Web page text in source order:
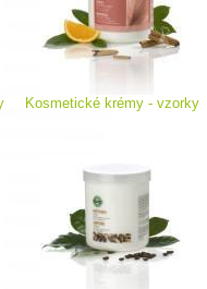
Kosmetické krémy - vzorky